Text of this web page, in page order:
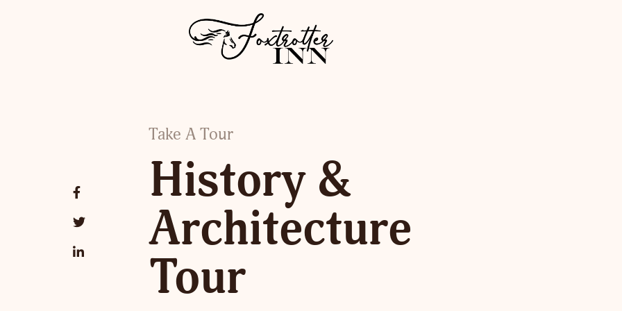
Take A Tour
History &
Architecture
Tour